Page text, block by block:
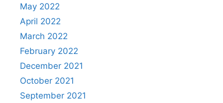
May 2022
April 2022
March 2022
February 2022
December 2021
October 2021
September 2021